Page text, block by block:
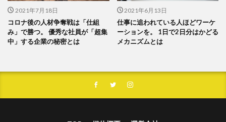
2021年7月18日
コロナ後の人材争奪戦は「仕組
み」で勝つ。 優秀な社員が「超集
中」する企業の秘密とは
2021年6月13日
仕事に追われている人ほどワーケ
ーションを。 1日で2日分はかどる
メカニズムとは